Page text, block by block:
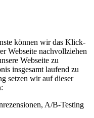
können wir das Klick-
Webseite nachvollziehen
Webseite zu
insgesamt laufend zu
setzen wir auf dieser
A/B-Testing